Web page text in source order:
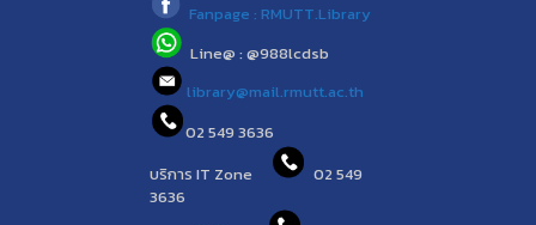
Fanpage : RMUTT.Library
Line@ : @988lcdsb
library@mail.rmutt.ac.th
02 549 3636
บริการ IT Zone
02 549
3636